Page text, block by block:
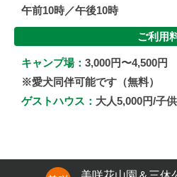
午前10時／午後10時
ご利用
キャンプ場： 3,000円〜4,500円
※愛犬同伴可能です（無料）
ゲストハウス： 大人5,000円/子